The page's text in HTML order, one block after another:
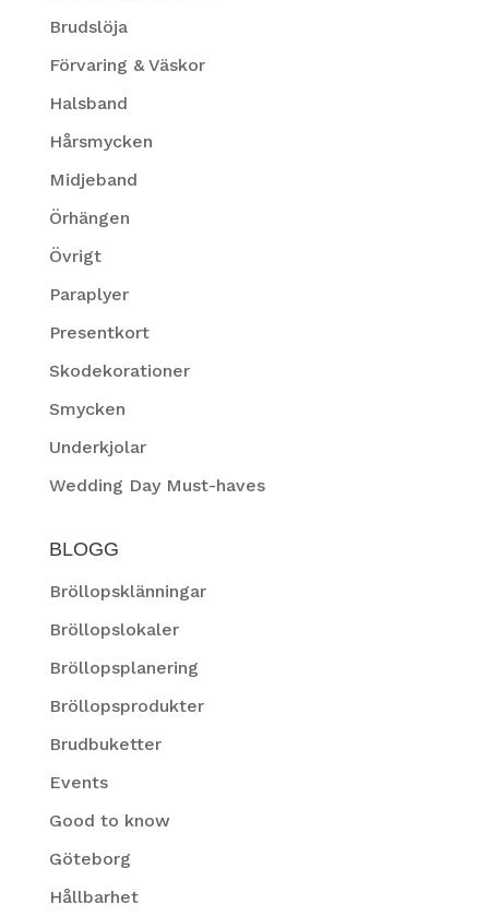
Brudslöja
Förvaring & Väskor
Halsband
Hårsmycken
Midjeband
Örhängen
Övrigt
Paraplyer
Presentkort
Skodekorationer
Smycken
Underkjolar
Wedding Day Must-haves
BLOGG
Bröllopsklänningar
Bröllopslokaler
Bröllopsplanering
Bröllopsprodukter
Brudbuketter
Events
Good to know
Göteborg
Hållbarhet